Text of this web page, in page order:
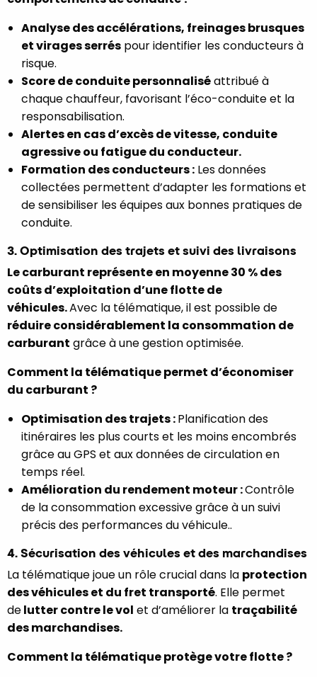
Analyse des accélérations, freinages brusques
et virages serrés pour identifier les conducteurs à
risque.
Score de conduite personnaliséattribué à
chaque chauffeur, favorisant l’éco-conduite et la
responsabilisation.
Alertes en cas d’excès de vitesse, conduite
agressive ou fatigue du conducteur.
Formation des conducteurs : Les données
collectées permettent d’adapter les formations et
de sensibiliser les équipes aux bonnes pratiques de
conduite.
3. Optimisation des trajets et suivi des livraisons
Le carburant représente en moyenne 30 % des
coûts d’exploitation d’une flotte de
véhicules.Avec la télématique, il est possible de
réduire considérablement la consommation de
carburant grâce à une gestion optimisée.
Comment la télématique permet d’économiser
du carburant ?
Optimisation des trajets :Planification des
itinéraires les plus courts et les moins encombrés
grâce au GPS et aux données de circulation en
temps réel.
Amélioration du rendement moteur :Contrôle
de la consommation excessive grâce à un suivi
précis des performances du véhicule..
4. Sécurisation des véhicules et des marchandises
La télématique joue un rôle crucial dans la protection
des véhicules et du fret transporté. Elle permet
delutter contre le vol et d’améliorer la traçabilité
des marchandises.
Comment la télématique protège votre flotte ?